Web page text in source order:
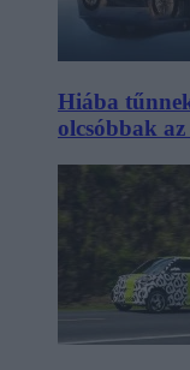
Hiába
olcsóbbak